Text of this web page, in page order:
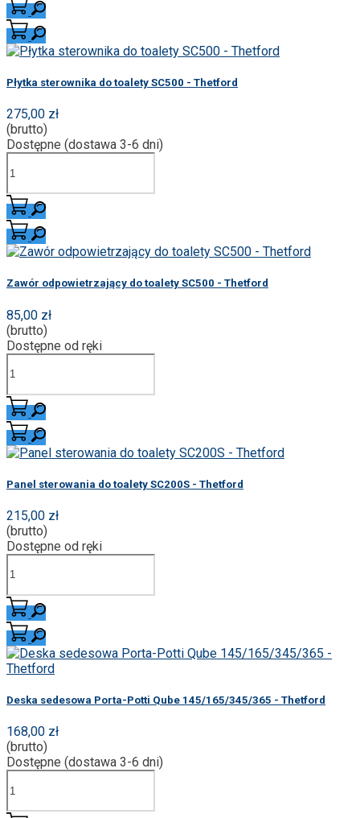
Płytka sterownika do toalety SC500 - Thetford
275,00 zł
(brutto)
Dostępne (dostawa 3-6 dni)
Zawór odpowietrzający do toalety SC500 - Thetford
85,00 zł
(brutto)
Dostępne od ręki
Panel sterowania do toalety SC200S - Thetford
215,00 zł
(brutto)
Dostępne od ręki
Deska sedesowa Porta-Potti Qube 145/165/345/365 - Thetford
168,00 zł
(brutto)
Dostępne (dostawa 3-6 dni)